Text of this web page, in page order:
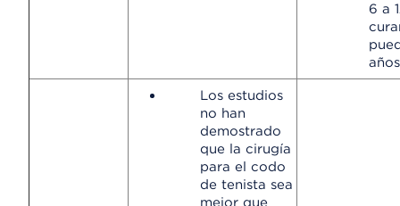
6 a
Los estudios
no han
demostrado
que la cirugía
para el codo
de tenista sea
mejor que